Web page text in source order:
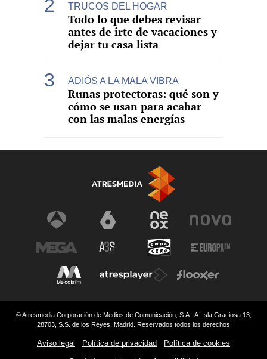
TRUCOS DEL HOGAR
Todo lo que debes revisar
antes de irte de vacaciones y
dejar tu casa lista
ADIÓS A LA MALA VIBRA
Runas protectoras: qué son y
cómo se usan para acabar
con las malas energías
© Atresmedia Corporación de Medios de Comunicación, S.A - A. Isla Graciosa 13,
28703, S.S. de los Reyes, Madrid. Reservados todos los derechos
Aviso legal Política de privacidad Política de cookies